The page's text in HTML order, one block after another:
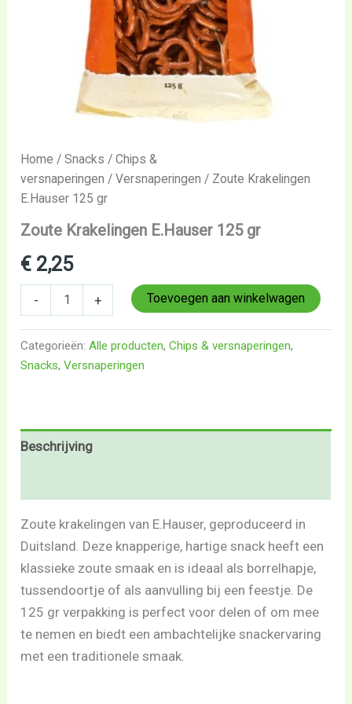
Home /Snacks /Chips &
versnaperingen /Versnaperingen / Zoute Krakelingen
E.Hauser 125 gr
Zoute Krakelingen E.Hauser 125 gr
€ 2,25
- + Toevoegen aan winkelwagen
Categorieën:Alle producten,Chips & versnaperingen,
Snacks,Versnaperingen
Beschrijving
Zoute krakelingen van E.Hauser, geproduceerd in
Duitsland. Deze knapperige, hartige snack heeft een
klassieke zoute smaak en is ideaal als borrelhapje,
tussendoortje of als aanvulling bij een feestje. De
125 gr verpakking is perfect voor delen of om mee
te nemen en biedt een ambachtelijke snackervaring
met een traditionele smaak.